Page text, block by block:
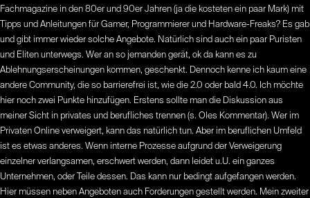
Fachmagazine in den 80er und 90er Jahren (ja die kosteten ein paar Mark) mit
Tipps und Anleitungen für Gamer, Programmierer und Hardware-Freaks? Es gab
und gibt immer wieder solche Angebote. Natürlich sind auch ein paar Puristen
und Eliten unterwegs. Wer an so jemanden gerät, ok da kann es zu
Ablehnungserscheinungen kommen, geschenkt. Dennoch kenne ich kaum eine
andere Community, die so barrierefrei ist, wie die 2.0 oder bald 4.0. Ich möchte
hier noch zwei Punkte hinzufügen. Erstens sollte man die Diskussion aus
meiner Sicht in privates und berufliches trennen (s. Oles Kommentar). Wer im
Privaten Online verweigert, kann das natürlich tun. Aber im beruflichen Umfeld
ist es etwas anderes. Wenn interne Prozesse aufgrund der Verweigerung
einzelner verlangsamen, erschwert werden, dann leidet u.U. ein ganzes
Unternehmen, oder Teile dessen. Das kann nur bedingt aufgefangen werden.
Hier müssen neben Angeboten auch Forderungen gestellt werden. Mein zweiter